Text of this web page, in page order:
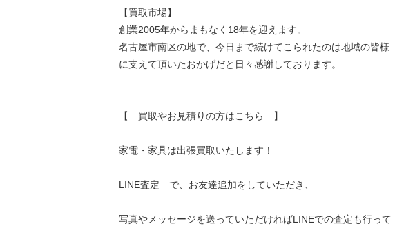
【買取市場】
創業2005年からまもなく18年を迎えます。
名古屋市南区の地で、今日まで続けてこられたのは地域の皆様
に支えて頂いたおかげだと日々感謝しております。
【 買取やお見積りの方はこちら 】
家電・家具は出張買取いたします！
LINE査定 で、お友達追加をしていただき、
写真やメッセージを送っていただければLINEでの査定も行って